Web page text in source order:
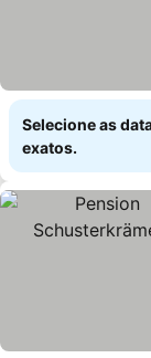
Selecione as
exatos.